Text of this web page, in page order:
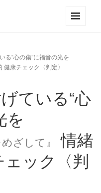
る“心の傷”に福音の光を
健康チェック〈判定〉
ている“心
を
ざして』
情緒
ック〈判